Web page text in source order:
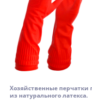
Хозяйственные
из натурального латекса.